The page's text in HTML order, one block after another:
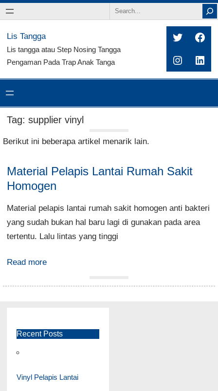
Search
Lis Tangga
Lis tangga atau Step Nosing Tangga
Pengaman Pada Trap Anak Tanga
Twitter
Tag: supplier vinyl
Berikut ini beberapa artikel menarik lain.
Material Pelapis Lantai Rumah Sakit
Homogen
Material pelapis lantai rumah sakit homogen anti bakteri
yang sudah bukan hal baru lagi di gunakan pada area
tertentu. Lalu lintas yang tinggi
Read more
Recent Posts
Vinyl Pelapis Lantai